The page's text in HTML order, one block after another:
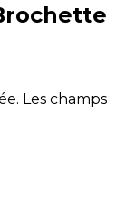
Les champs